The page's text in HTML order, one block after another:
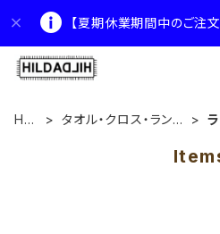
【夏期休業期間中のご注
HO
タオル・クロス・ランナ